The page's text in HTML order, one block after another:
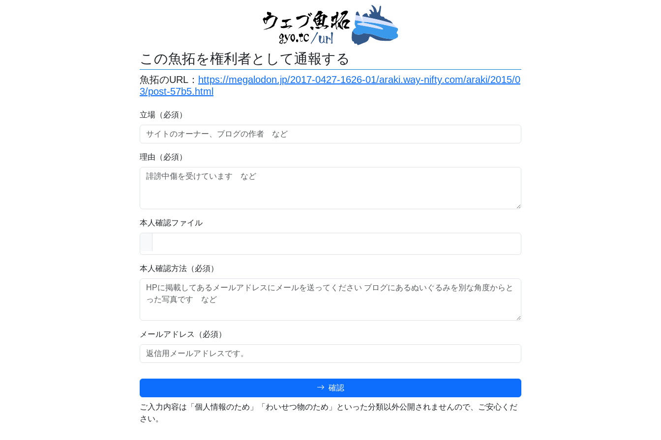
この魚拓を権利者として通報する
魚拓のURL： https://megalodon.jp/2017-0427-1626-01/araki.way-nifty.com/araki/2015/0
3/post-57b5.html
立場（必須）
理由（必須）
本人確認ファイル
本人確認方法（必須）
メールアドレス（必須）
確認
ご入力内容は「個人情報のため」「わいせつ物のため」といった分類以外公開されませんので、ご安心くだ
さい。